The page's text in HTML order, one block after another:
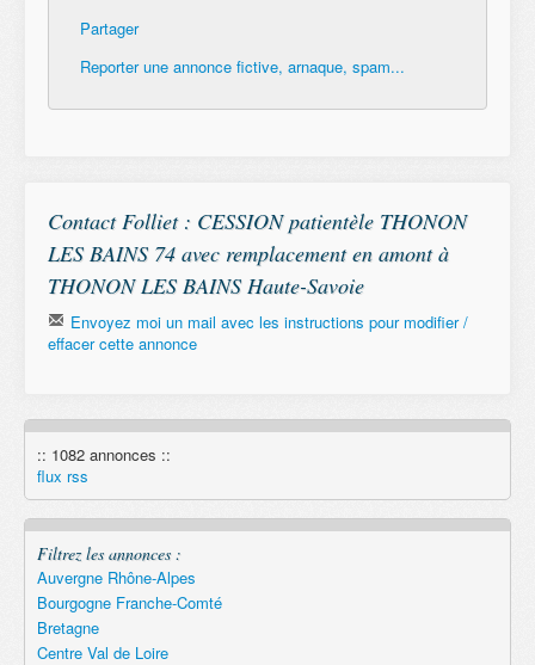
Partager
Reporter une annonce fictive, arnaque, spam...
Contact Folliet : CESSION patientèle THONON
LES BAINS 74 avec remplacement en amont à
THONON LES BAINS Haute-Savoie
Envoyez moi un mail avec les instructions pour modifier /
effacer cette annonce
Remember
:: 1082 annonces ::
flux rss
Filtrez les annonces :
Auvergne Rhône-Alpes
Bourgogne Franche-Comté
Bretagne
Centre Val de Loire